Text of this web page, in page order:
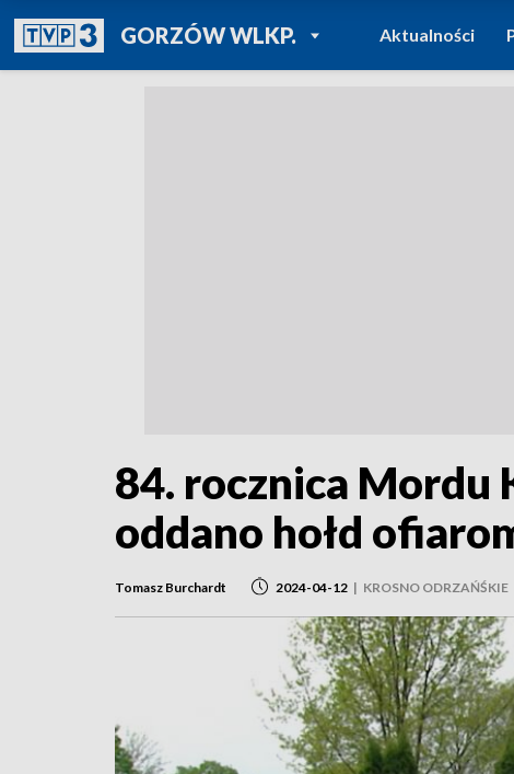
GORZÓW WLKP.POWRÓT DO
TVP REGIONY
Aktualności
84. rocznica Mordu
oddano hołd
Tomasz Burchardt 2024-04-12 | KROSNO ODRZAŃŚKIE